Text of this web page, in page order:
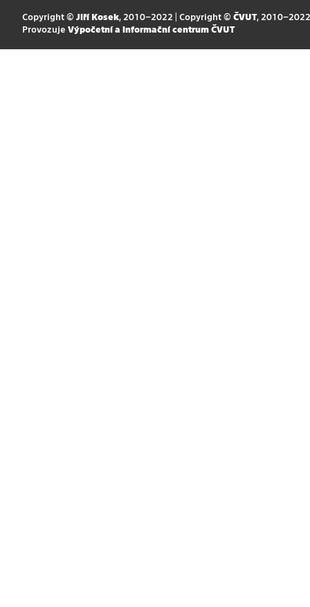
Copyright © Jiří Kosek, 2010–2022 | Copyright © ČVUT, 2010–2022
Provozuje Výpočetní a informační centrum ČVUT